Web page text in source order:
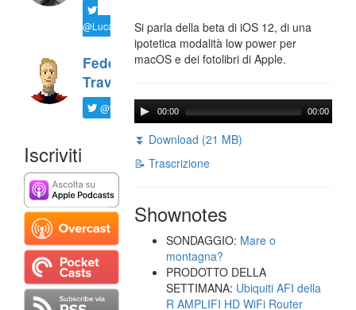
@LucaTNT
Federico
Travaini
@ftrava
Iscriviti
Si parla della beta di iOS 12, di una
ipotetica modalità low power per
macOS e dei fotolibri di Apple.
00:00 00:00
⏬ Download (21 MB)
📝 Trascrizione
Shownotes
SONDAGGIO: Mare o
montagna?
PRODOTTO DELLA
SETTIMANA: Ubiquiti AFI della
R AMPLIFI HD WiFi Router